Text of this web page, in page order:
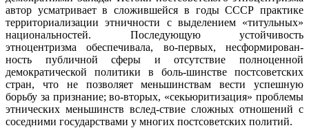
автор усматривает в сложившейся в годы СССР практике
территориализации этничности с выделением «титульных»
национальностей. Последующую устойчивость
этноцентризма обеспечивала, во-первых, несформирован-
ность публичной сферы и отсутствие полноценной
демократической политики в боль-шинстве постсоветских
стран, что не позволяет меньшинствам вести успешную
борьбу за признание; во-вторых, «секьюритизация» проблемы
этнических меньшинств вслед-ствие сложных отношений с
соседними государствами у многих постсоветских политий.